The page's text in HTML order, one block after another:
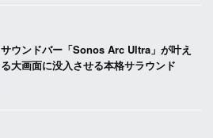
サウンドバー「Sonos Arc Ultra」が叶え
る大画面に没入させる本格サラウンド